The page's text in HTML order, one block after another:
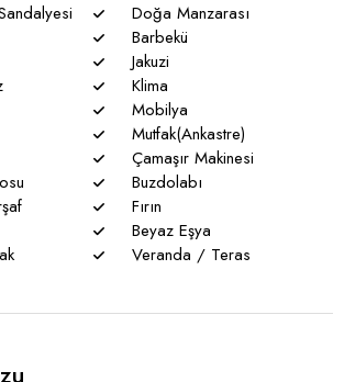
Doğa Manzarası
Barbekü
Jakuzi
Klima
Mobilya
Mutfak(Ankastre)
Çamaşır Makinesi
Buzdolabı
Fırın
Beyaz Eşya
Veranda / Teras